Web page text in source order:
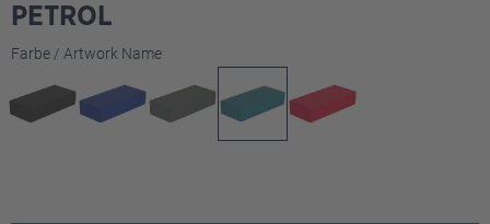
PETROL
Farbe / Artwork Nameauswählen